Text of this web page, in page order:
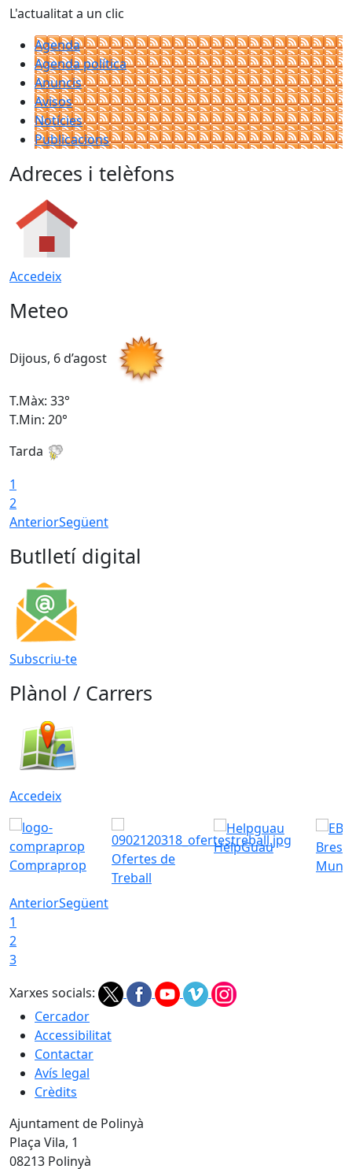
L'actualitat a un clic
Agenda
Agenda política
Anuncis
Avisos
Notícies
Publicacions
Adreces i telèfons
Accedeix
Meteo
Dijous, 6 d’agost
T.Màx: 33°
T.Min: 20°
Tarda
1
2
AnteriorSegüent
Butlletí digital
Subscriu-te
Plànol / Carrers
Accedeix
Compraprop
Ofertes de
Treball
HelpGuau
AnteriorSegüent
1
2
3
Xarxes socials:
Cercador
Accessibilitat
Contactar
Avís legal
Crèdits
Ajuntament de Polinyà
Plaça Vila, 1
08213 Polinyà